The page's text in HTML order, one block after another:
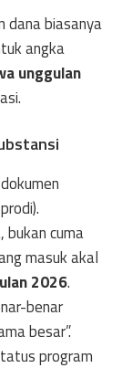
dana biasanya
angka
unggulan
cuma
masuk akal
2026.
benar
besar”.
program